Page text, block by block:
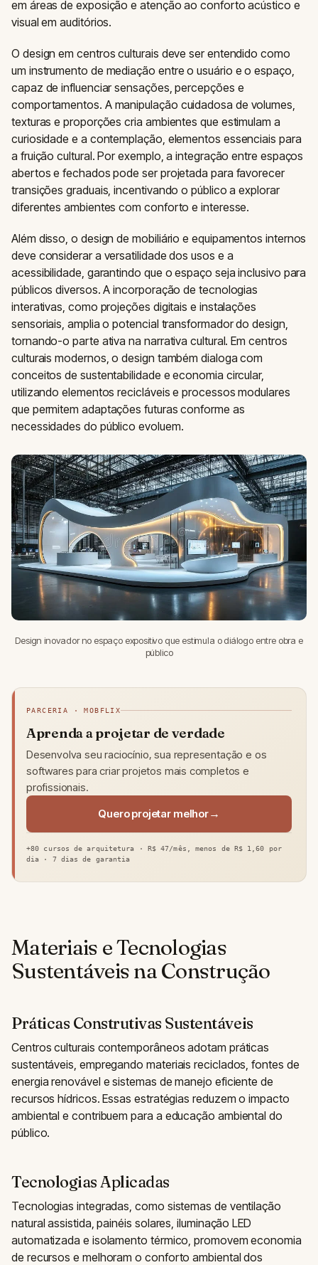
em áreas de exposição e atenção ao conforto acústico e
visual em auditórios.
O design em centros culturais deve ser entendido como
um instrumento de mediação entre o usuário e o espaço,
capaz de influenciar sensações, percepções e
comportamentos. A manipulação cuidadosa de volumes,
texturas e proporções cria ambientes que estimulam a
curiosidade e a contemplação, elementos essenciais para
a fruição cultural. Por exemplo, a integração entre espaços
abertos e fechados pode ser projetada para favorecer
transições graduais, incentivando o público a explorar
diferentes ambientes com conforto e interesse.
Além disso, o design de mobiliário e equipamentos internos
deve considerar a versatilidade dos usos e a
acessibilidade, garantindo que o espaço seja inclusivo para
públicos diversos. A incorporação de tecnologias
interativas, como projeções digitais e instalações
sensoriais, amplia o potencial transformador do design,
tornando-o parte ativa na narrativa cultural. Em centros
culturais modernos, o design também dialoga com
conceitos de sustentabilidade e economia circular,
utilizando elementos recicláveis e processos modulares
que permitem adaptações futuras conforme as
necessidades do público evoluem.
Design inovador no espaço expositivo que estimula o diálogo entre obra e
público
PARCERIA · MOBFLIX
Aprenda a projetar de verdade
Desenvolva seu raciocínio, sua representação e os
softwares para criar projetos mais completos e
profissionais.
Quero projetar melhor
+80 cursos de arquitetura · R$ 47/mês, menos de R$ 1,60 por
dia · 7 dias de garantia
Materiais e Tecnologias
Sustentáveis na Construção
Práticas Construtivas Sustentáveis
Centros culturais contemporâneos adotam práticas
sustentáveis, empregando materiais reciclados, fontes de
energia renovável e sistemas de manejo eficiente de
recursos hídricos. Essas estratégias reduzem o impacto
ambiental e contribuem para a educação ambiental do
público.
Tecnologias Aplicadas
Tecnologias integradas, como sistemas de ventilação
natural assistida, painéis solares, iluminação LED
automatizada e isolamento térmico, promovem economia
de recursos e melhoram o conforto ambiental dos